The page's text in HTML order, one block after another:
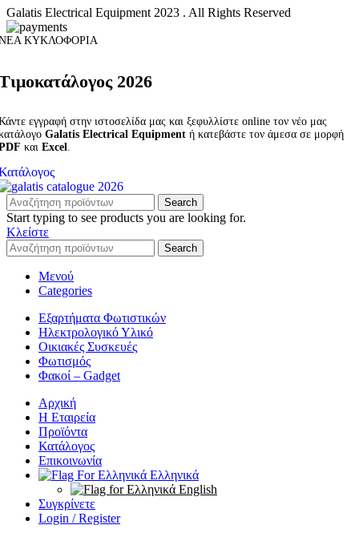
Galatis Electrical Equipment2023 . All Rights Reserved
ΚΥΚΛΟΦΟΡΙΑ
2026
εγγραφή στην ιστοσελίδα μας και ξεφυλλίστε online τον νέο μας
Galatis Electrical Equipment ή κατεβάστε τον άμεσα σε μορφή
και Excel
Search
Start typing to see products you are looking for.
Κλείστε
Search
Μενού
Categories
Εξαρτήματα Φωτιστικών
Ηλεκτρολογικό Υλικό
Οικιακές Συσκευές
Φωτισμός
Φακοί – Gadget
Αρχική
Η Εταιρεία
Προϊόντα
Κατάλογος
Επικοινωνία
Ελληνικά
English
Συγκρίνετε
Login / Register